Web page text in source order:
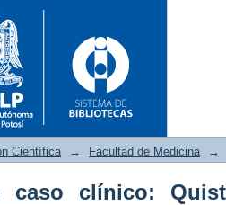
Científica → Facultad de Medicina →
caso clínico: